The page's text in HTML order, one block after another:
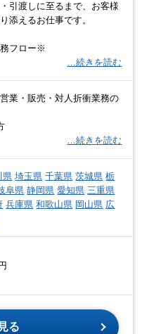
引渡しに至るまで、お客様
添えるお仕事です。
フロー※
…続きを読む
業・販売・対人折衝業務の
…続きを読む
県 埼玉県 千葉県 茨城県 栃
阜県 静岡県 愛知県 三重県
兵庫県 和歌山県 岡山県 広
る